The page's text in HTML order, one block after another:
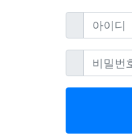
아이디필수
비밀번호필수